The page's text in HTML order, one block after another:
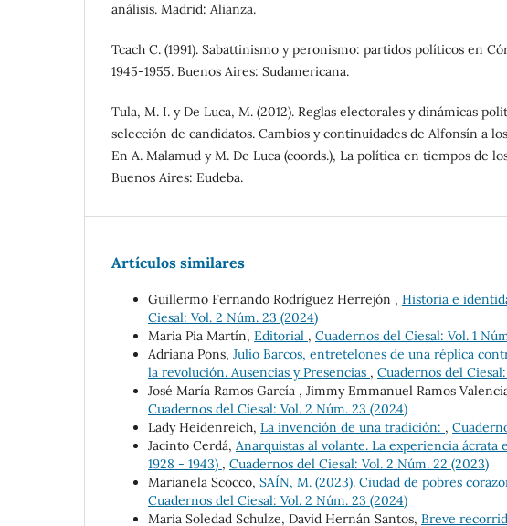
análisis. Madrid: Alianza.
Tcach C. (1991). Sabattinismo y peronismo: partidos políticos en
1945-1955. Buenos Aires: Sudamericana.
Tula, M. I. y De Luca, M. (2012). Reglas electorales y dinámicas
selección de candidatos. Cambios y continuidades de Alfonsín a
En A. Malamud y M. De Luca (coords.), La política en tiempos de
Buenos Aires: Eudeba.
Artículos similares
Guillermo Fernando Rodríguez Herrejón , Historia e
Ciesal: Vol. 2 Núm. 23 (2024)
María Pía Martín, Editorial , Cuadernos del Ciesal: Vol. 1
Adriana Pons, Julio Barcos, entretelones de una réplica
la revolución. Ausencias y Presencias , Cuadernos del
José María Ramos García , Jimmy Emmanuel Ramos
Cuadernos del Ciesal: Vol. 2 Núm. 23 (2024)
Lady Heidenreich, La invención de una tradición: ,
Jacinto Cerdá, Anarquistas al volante. La experiencia
1928 - 1943) , Cuadernos del Ciesal: Vol. 2 Núm. 22 (2023)
Marianela Scocco, SAÍN, M. (2023). Ciudad de pobres
Cuadernos del Ciesal: Vol. 2 Núm. 23 (2024)
María Soledad Schulze, David Hernán Santos, Breve